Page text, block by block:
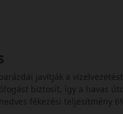
javítják a
biztosít, így a havas
fékezési teljesítmény